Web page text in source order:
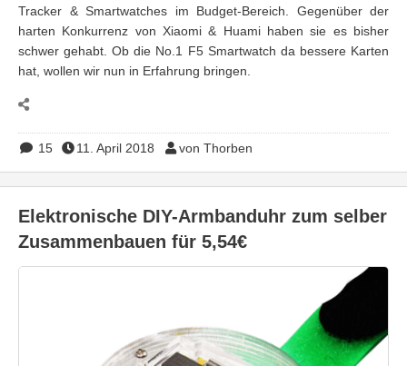
Tracker & Smartwatches im Budget-Bereich. Gegenüber der
harten Konkurrenz von Xiaomi & Huami haben sie es bisher
schwer gehabt. Ob die No.1 F5 Smartwatch da bessere Karten
hat, wollen wir nun in Erfahrung bringen.
15 11. April 2018 von Thorben
Elektronische DIY-Armbanduhr zum selber
Zusammenbauen für 5,54€